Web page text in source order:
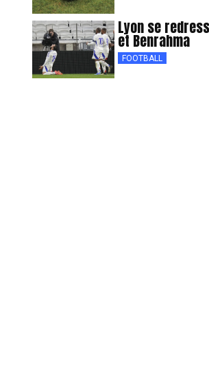
Lyon se
et Benrahma
FOOTBALL